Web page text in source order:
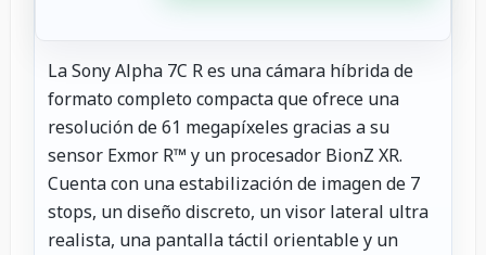
La Sony Alpha 7C R es una cámara híbrida de
formato completo compacta que ofrece una
resolución de 61 megapíxeles gracias a su
sensor Exmor R™ y un procesador BionZ XR.
Cuenta con una estabilización de imagen de 7
stops, un diseño discreto, un visor lateral ultra
realista, una pantalla táctil orientable y un